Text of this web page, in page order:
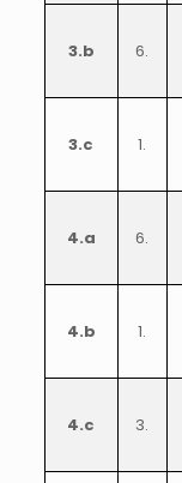
3.b 6.
3.c 1.
4.a 6.
4.b 1.
4.c 3.